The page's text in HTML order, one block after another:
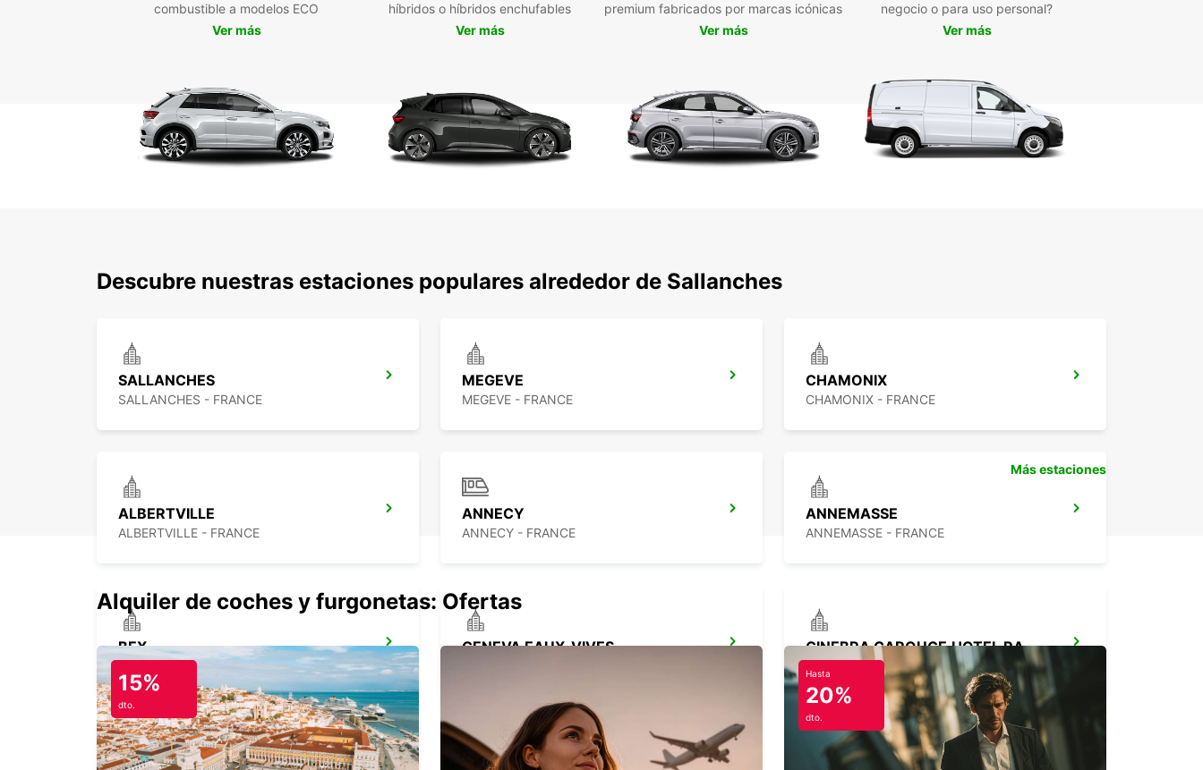
¡Reserva tu furgoneta con Europcar hoy y disfruta de
una experiencia de alquiler sin complicaciones en
combustible a modelos ECO
Ver más
híbridos o híbridos enchufables
Ver más
premium fabricados por marcas icónicas
Ver más
negocio o para uso personal?
Ver más
Descubre nuestras estaciones populares alrededor de Sallanches
SALLANCHES
SALLANCHES - FRANCE
MEGEVE
MEGEVE - FRANCE
CHAMONIX
CHAMONIX - FRANCE
ALBERTVILLE
ALBERTVILLE - FRANCE
ANNECY
ANNECY - FRANCE
ANNEMASSE
ANNEMASSE - FRANCE
BEX
BEX - SWITZERLAND
GENEVA EAUX-VIVES GINEBRA CAROUGE,HOTEL RAMADA ENCORE
GRAND-LANCY - SWITZERLAND
Más estaciones
Alquiler de coches y furgonetas: Ofertas
15%
dto.
Hasta
20%
dto.